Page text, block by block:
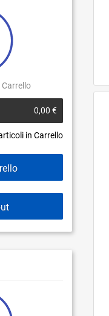
in Carrello
0,00 €